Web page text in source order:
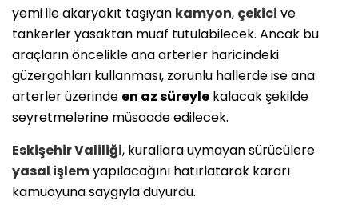
yemi ile akaryakıt taşıyan kamyon, çekici ve
tankerler yasaktan muaf tutulabilecek. Ancak bu
araçların öncelikle ana arterler haricindeki
güzergahları kullanması, zorunlu hallerde ise ana
arterler üzerinde en az süreyle kalacak şekilde
seyretmelerine müsaade edilecek.
EskişehirValiliği, kurallara uymayan sürücülere
yasal işlemyapılacağını hatırlatarak kararı
kamuoyuna saygıyla duyurdu.